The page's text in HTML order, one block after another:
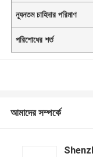
ন্যূনতম চাহিদার পরিমাণ
পরিশোধের শর্ত
আমাদের সম্পর্কে